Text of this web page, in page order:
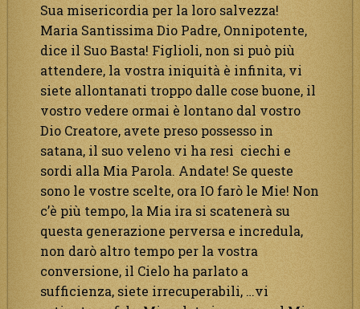
Sua misericordia per la loro salvezza!
Maria Santissima Dio Padre, Onnipotente,
dice il Suo Basta! Figlioli, non si può più
attendere, la vostra iniquità è infinita, vi
siete allontanati troppo dalle cose buone, il
vostro vedere ormai è lontano dal vostro
Dio Creatore, avete preso possesso in
satana, il suo veleno vi ha resi ciechi e
sordi alla Mia Parola. Andate! Se queste
sono le vostre scelte, ora IO farò le Mie! Non
c’è più tempo, la Mia ira si scatenerà su
questa generazione perversa e incredula,
non darò altro tempo per la vostra
conversione, il Cielo ha parlato a
sufficienza, siete irrecuperabili, …vi